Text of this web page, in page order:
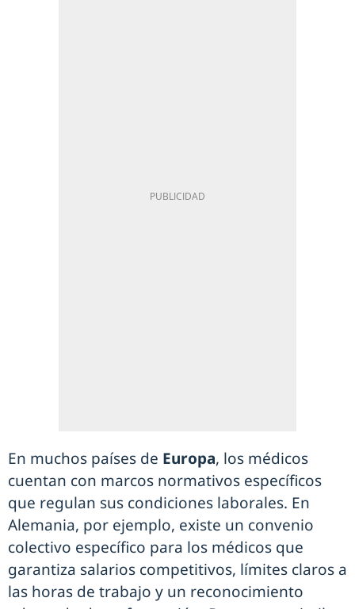
En muchos países de Europa, los médicos
cuentan con marcos normativos específicos
que regulan sus condiciones laborales. En
Alemania, por ejemplo, existe un convenio
colectivo específico para los médicos que
garantiza salarios competitivos, límites claros a
las horas de trabajo y un reconocimiento